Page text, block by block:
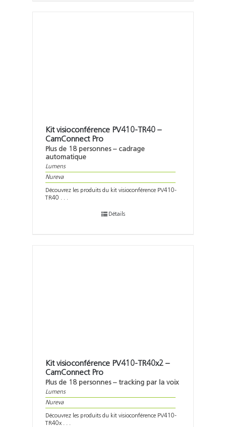
Kit visioconférence PV410-TR40 –
CamConnect Pro
Plus de 18 personnes – cadrage
automatique
Lumens
Nureva
Découvrez les produits du kit visioconférence PV410-
TR40 . . .
Détails
Kit visioconférence PV410-TR40x2 –
CamConnect Pro
Plus de 18 personnes – tracking par la voix
Lumens
Nureva
Découvrez les produits du kit visioconférence PV410-
TR40x . . .